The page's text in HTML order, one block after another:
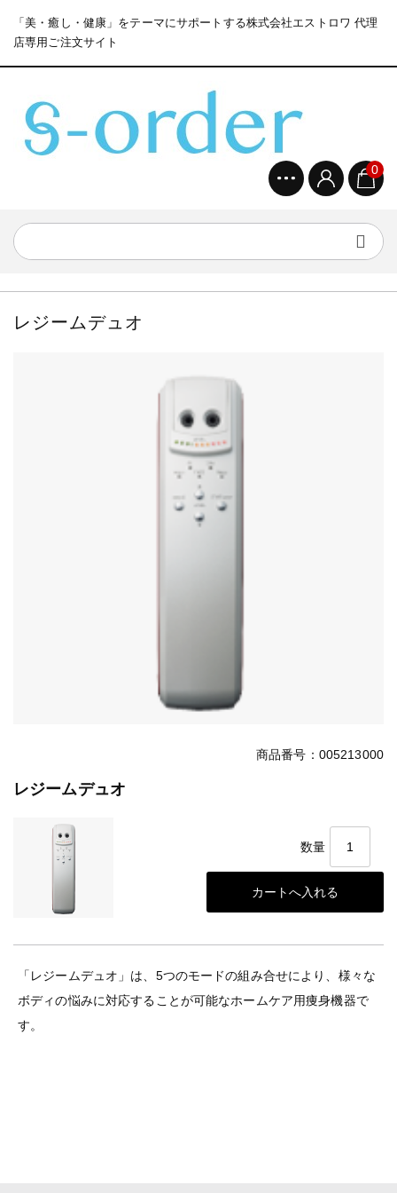
「美・癒し・健康」をテーマにサポートする株式会社エストロワ 代理
店専用ご注文サイト
0
レジームデュオ
商品番号：005213000
レジームデュオ
数量
「レジームデュオ」は、5つのモードの組み合せにより、様々な
ボディの悩みに対応することが可能なホームケア用痩身機器で
す。